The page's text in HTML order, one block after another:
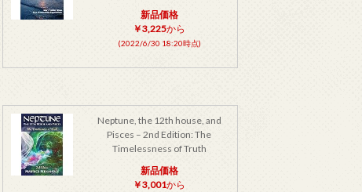
新品価格
￥3,225から
(2022/6/30 18:20時点)
Neptune, the 12th house, and
Pisces – 2nd Edition: The
Timelessness of Truth
新品価格
￥3,001から